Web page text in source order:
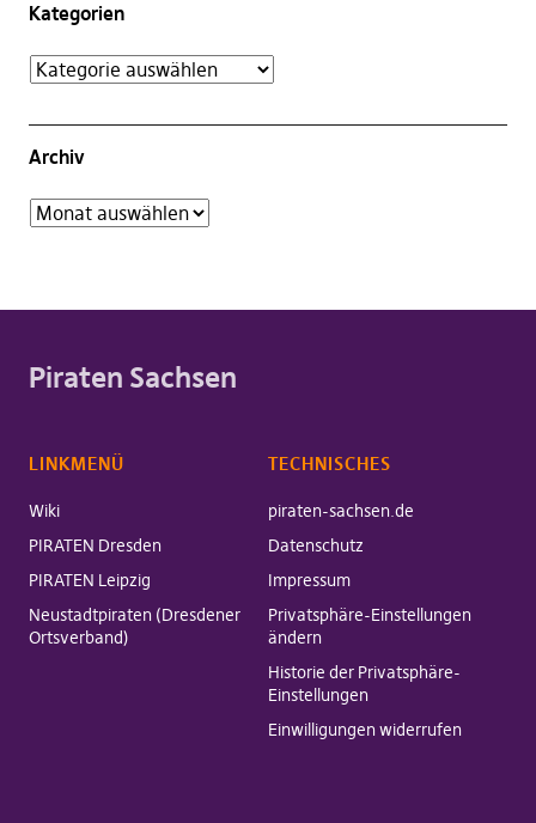
Kategorien
Archiv
Piraten Sachsen
LINKMENÜ
Wiki
PIRATEN Dresden
PIRATEN Leipzig
Neustadtpiraten (Dresdener
Ortsverband)
TECHNISCHES
piraten-sachsen.de
Datenschutz
Impressum
Privatsphäre-Einstellungen
ändern
Historie der Privatsphäre-
Einstellungen
Einwilligungen widerrufen